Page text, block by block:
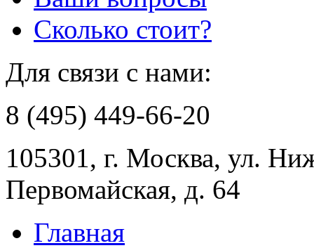
Сколько стоит?
Для связи с нами:
8 (495) 449-66-20
105301, г. Москва, ул.
Первомайская, д. 64
Главная